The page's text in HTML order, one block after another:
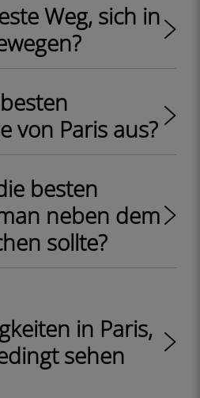
Weg, sich in
von Paris aus?
besten
neben dem
sollte?
in Paris,
sehen